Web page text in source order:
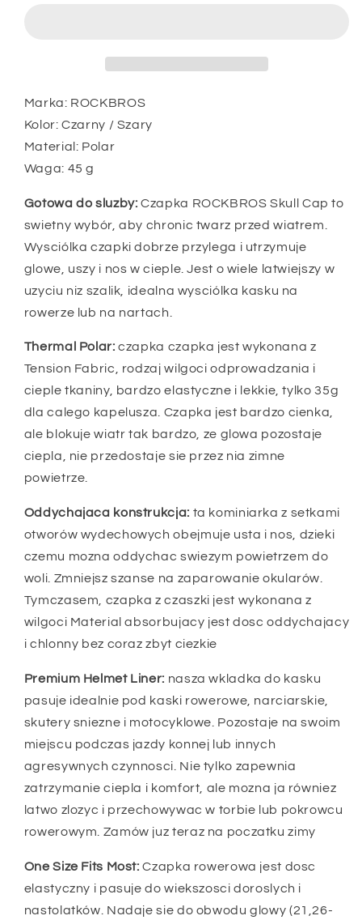
motocykl
typ
na
motocykl
typ
Marka: ROCKBROS
Kolor: Czarny / Szary
Material: Polar
Waga: 45 g
Gotowa do sluzby: Czapka ROCKBROS Skull Cap to
swietny wybór, aby chronic twarz przed wiatrem.
Wysciólka czapki dobrze przylega i utrzymuje
glowe, uszy i nos w cieple. Jest o wiele latwiejszy w
uzyciu niz szalik, idealna wysciólka kasku na
rowerze lub na nartach.
Thermal Polar: czapka czapka jest wykonana z
Tension Fabric, rodzaj wilgoci odprowadzania i
cieple tkaniny, bardzo elastyczne i lekkie, tylko 35g
dla calego kapelusza. Czapka jest bardzo cienka,
ale blokuje wiatr tak bardzo, ze glowa pozostaje
ciepla, nie przedostaje sie przez nia zimne
powietrze.
Oddychajaca konstrukcja: ta kominiarka z setkami
otworów wydechowych obejmuje usta i nos, dzieki
czemu mozna oddychac swiezym powietrzem do
woli. Zmniejsz szanse na zaparowanie okularów.
Tymczasem, czapka z czaszki jest wykonana z
wilgoci Material absorbujacy jest dosc oddychajacy
i chlonny bez coraz zbyt ciezkie
Premium Helmet Liner: nasza wkladka do kasku
pasuje idealnie pod kaski rowerowe, narciarskie,
skutery sniezne i motocyklowe. Pozostaje na swoim
miejscu podczas jazdy konnej lub innych
agresywnych czynnosci. Nie tylko zapewnia
zatrzymanie ciepla i komfort, ale mozna ja równiez
latwo zlozyc i przechowywac w torbie lub pokrowcu
rowerowym. Zamów juz teraz na poczatku zimy
One Size Fits Most: Czapka rowerowa jest dosc
elastyczny i pasuje do wiekszosci doroslych i
nastolatków. Nadaje sie do obwodu glowy (21,26-